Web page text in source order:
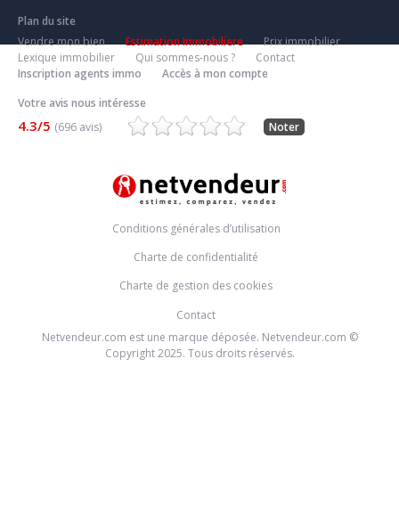
Plan du site
Vendre mon bien
Estimation Immobiliere
Prix immobilier
Lexique immobilier
Qui sommes-nous ?
Contact
Inscription agents immo
Accès à mon compte
Votre avis nous intéresse
4.3/5 (696 avis) Noter
Conditions générales d’utilisation
Charte de confidentialité
Charte de gestion des cookies
Contact
Netvendeur.com est une marque déposée. Netvendeur.com ©
Copyright 2025. Tous droits réservés.